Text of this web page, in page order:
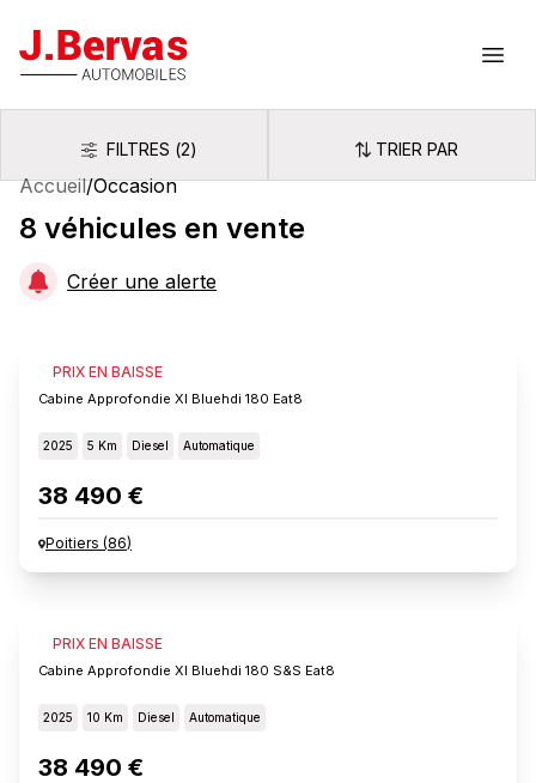
J.Bervas
FiltresFILTRES (2) Trier par
TRIER PAR
Accueil/Occasion
8 véhicules en vente
Créer une alerte
PRIX EN BAISSE
FIAT SCUDO
Cabine Approfondie Xl Bluehdi 180 Eat8
2025 5 Km Diesel Automatique
38 490 €
Poitiers (86)
PRIX EN BAISSE
FIAT SCUDO
Cabine Approfondie Xl Bluehdi 180 S&s Eat8
2025 10 Km Diesel Automatique
38 490 €